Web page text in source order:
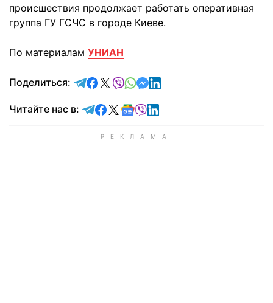
происшествия продолжает работать оперативная
группа ГУ ГСЧС в городе Киеве.
По материалам УНИАН
Поделиться: отправить в Telegram
поделиться в Facebook
поделиться в X
отправить в Viber
отправить в Whatsapp
отправить в Messenger
отправить в LinkedIn
Читайте нас в: Читайте в Telegram
Читайте в Facebook
Читайте в X
Читайте в Google news
Читайте в Viber
Читайте в LinkedIn